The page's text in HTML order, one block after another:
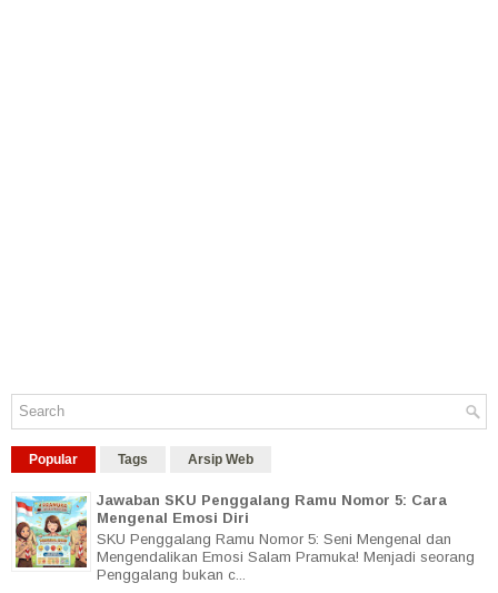
Popular Tags Arsip Web
Jawaban SKU Penggalang Ramu Nomor 5: Cara
Mengenal Emosi Diri
SKU Penggalang Ramu Nomor 5: Seni Mengenal dan
Mengendalikan Emosi Salam Pramuka! Menjadi seorang
Penggalang bukan c...